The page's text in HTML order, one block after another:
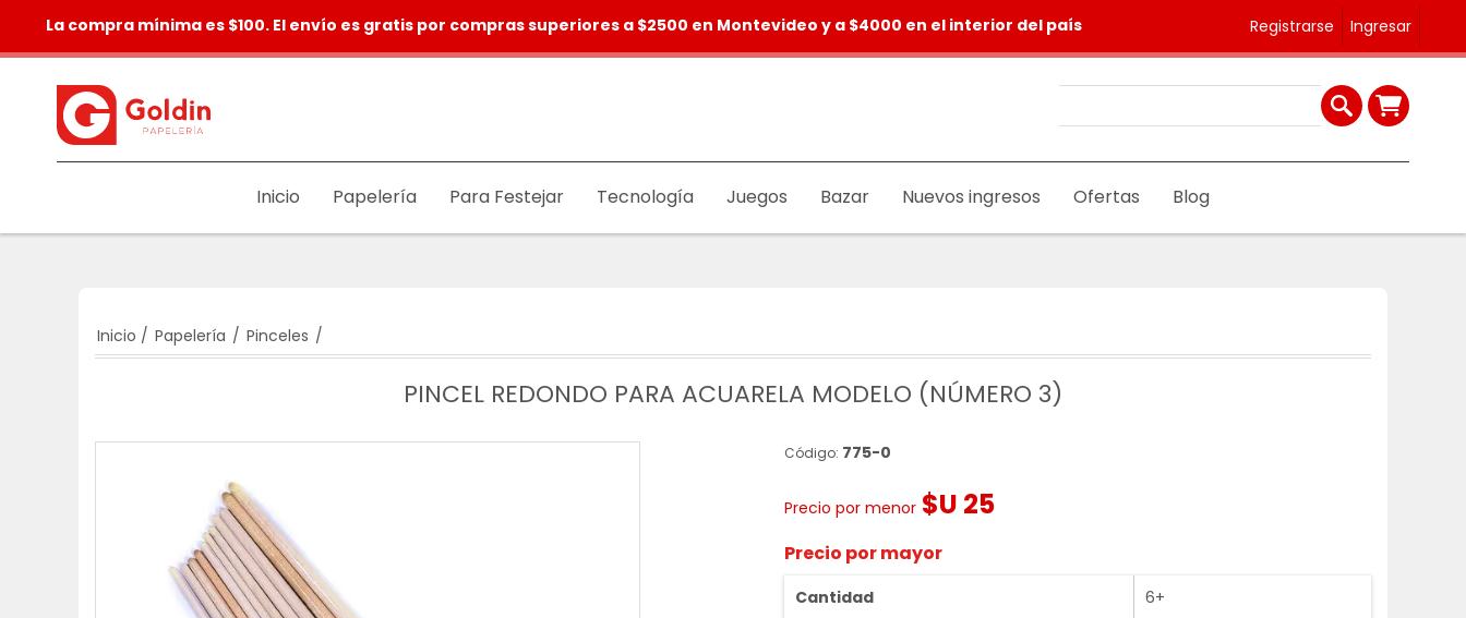
Registrarse Ingresar
La compra mínima es $100. El envío es gratis por compras superiores a $2500 en Montevideo y a $4000 en el interior del país
Inicio Papelería Para Festejar Tecnología Juegos Bazar Nuevos ingresos Ofertas Blog
Inicio / Papelería / Pinceles /
PINCEL REDONDO PARA ACUARELA MODELO (NÚMERO 3)
Código: 775-0
Precio por menor $U 25
Precio por mayor
Cantidad 6+